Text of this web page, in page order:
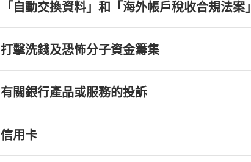
「自動交換資料」和「海外帳戶稅收合規法案」
打擊洗錢及恐怖分子資金籌集
有關銀行產品或服務的投訴
信用卡